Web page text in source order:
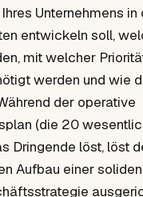
Unternehmens in
entwickeln soll,
mit welcher
werden und wie
der operative
(die 20
Dringende löst, löst
Aufbau einer